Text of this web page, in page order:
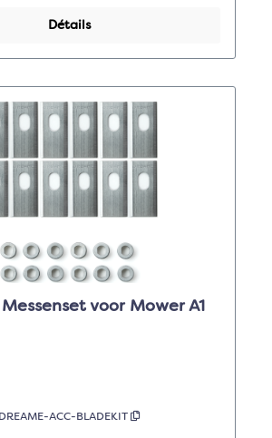
Détails
voor Mower A1
DREAME-ACC-BLADEKIT